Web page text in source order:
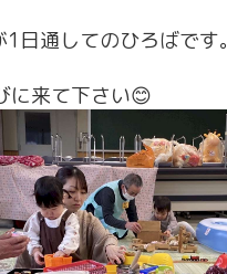
日通してのひろばです。
に来て下さい😊